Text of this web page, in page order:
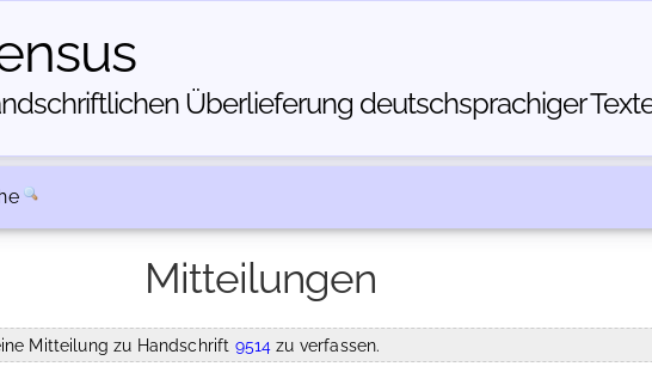
Über­lieferung deutschsprachiger
Mitteilungen
Mitteilung zu Handschrift 9514 zu verfassen.